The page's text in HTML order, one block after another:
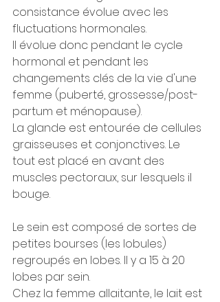
consistance évolue avec les
fluctuations hormonales.
Il évolue donc pendant le cycle
hormonal et pendant les
changements clés de la vie d'une
femme (puberté, grossesse/post-
partum et ménopause).
La glande est entourée de cellules
graisseuses et conjonctives. Le
tout est placé en avant des
muscles pectoraux, sur lesquels il
bouge.
Le sein est composé de sortes de
petites bourses (les lobules)
regroupés en lobes. Il y a 15 à 20
lobes par sein.
Chez la femme allaitante, le lait est